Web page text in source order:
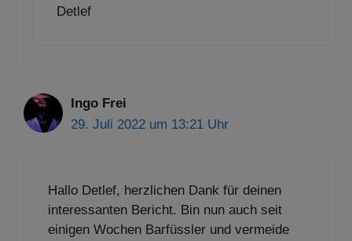
Detlef
Ingo Frei
29. Juli 2022 um 13:21 Uhr
Hallo Detlef, herzlichen Dank für deinen
interessanten Bericht. Bin nun auch seit
einigen Wochen Barfüssler und vermeide